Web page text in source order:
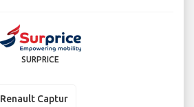
SURPRICE
Renault Captur